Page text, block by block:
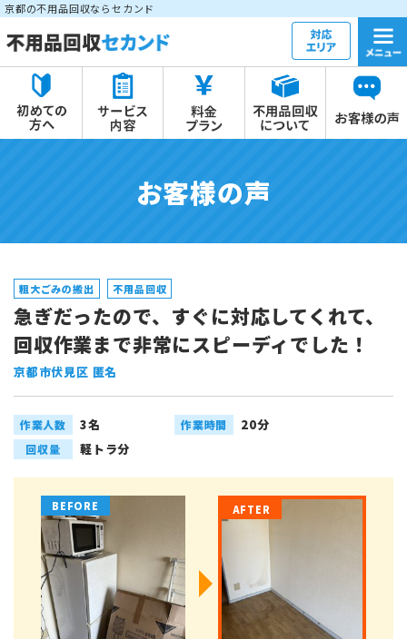
京都の不用品回収ならセカンド
お客様の声
粗大ごみの搬出 不用品回収
急ぎだったので、すぐに対応してくれて、
回収作業まで非常にスピーディでした！
京都市伏見区 匿名
作業人数 3名 作業時間 20分
回収量 軽トラ分